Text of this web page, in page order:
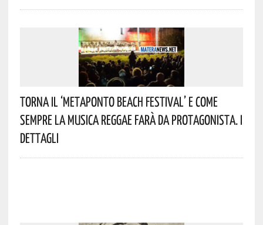
Torna Il ‘Metaponto Beach Festival’ E Come
Sempre La Musica Reggae Farà Da Protagonista. I
Dettagli